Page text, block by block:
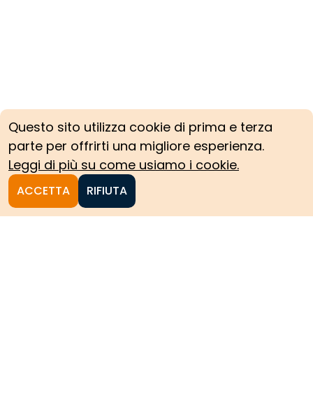
Questo sito utilizza cookie di prima e terza
parte per offrirti una migliore esperienza.
Leggi di più su come usiamo i cookie.
ACCETTA RIFIUTA